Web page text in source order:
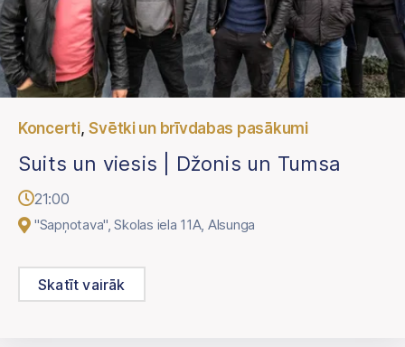
Koncerti,Svētki un brīvdabas pasākumi
Suits un viesis | Džonis un Tumsa
21:00
"Sapņotava", Skolas iela 11A, Alsunga
Skatīt vairāk